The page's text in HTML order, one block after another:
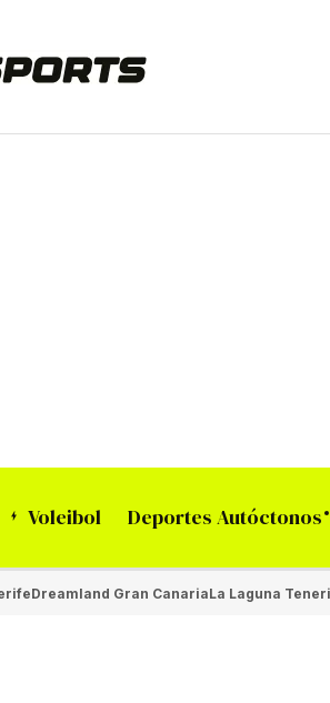
Voleibol Deportes Autóctonos
Dreamland Gran CanariaLa Laguna